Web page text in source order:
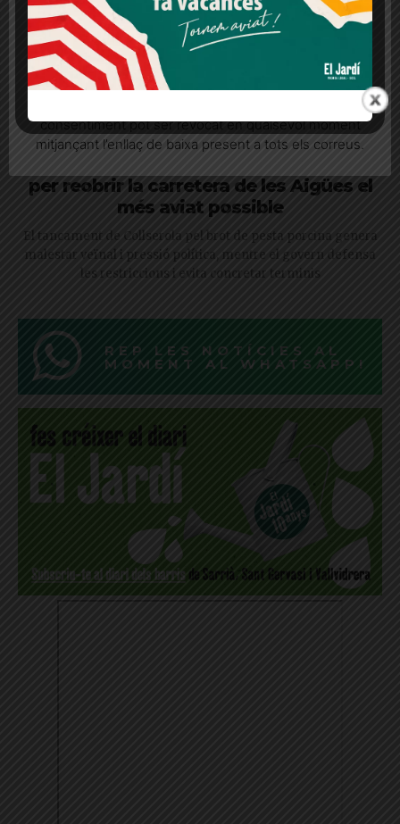
per reobrir la carretera de les Aigües el
més aviat possible
El tancament de Collserola pel brot de pesta porcina genera
malestar veïnal i pressió política, mentre el govern defensa
les restriccions i evita concretar terminis
REP LES NOTÍCIES AL
MOMENT AL WHATSAPP!
Més informació Acceptar Rebutjar tot
Quan l’usuari crea un compte al Diari el Jardí, dona el
seu consentiment explícit per rebre comunicacions
consentiment pot ser revocat en qualsevol moment
mitjançant l’enllaç de baixa present a tots els correus.